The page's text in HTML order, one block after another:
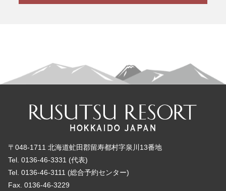
〒048-1711 北海道虻田郡留寿都村字泉川13番地
Tel. 0136-46-3331 (代表)
Tel. 0136-46-3111 (総合予約センター)
Fax. 0136-46-3229